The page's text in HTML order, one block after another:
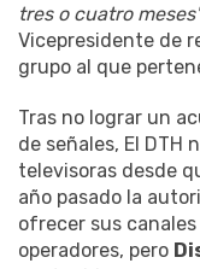
tres o cuatro
Vicepresidente de
grupo al que
Tras no lograr un
de señales, El DTH
televisoras desde
año pasado la
ofrecer sus
operadores, pero